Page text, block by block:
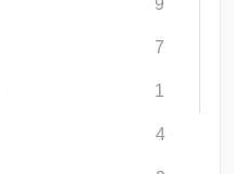
7
1
4